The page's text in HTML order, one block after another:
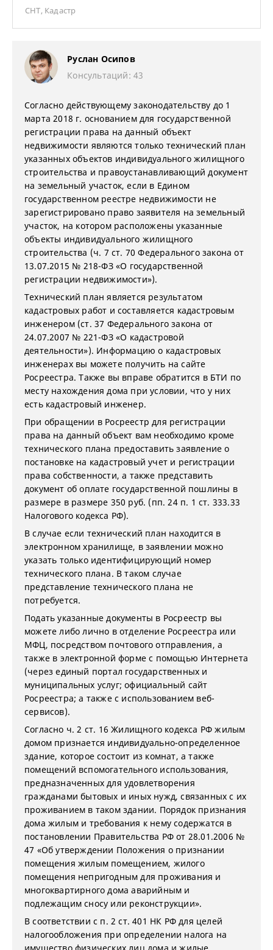
СНТ, Кадастр
Руслан Осипов
Консультаций: 43
Согласно действующему законодательству до 1
марта 2018 г. основанием для государственной
регистрации права на данный объект
недвижимости являются только технический план
указанных объектов индивидуального жилищного
строительства и правоустанавливающий документ
на земельный участок, если в Едином
государственном реестре недвижимости не
зарегистрировано право заявителя на земельный
участок, на котором расположены указанные
объекты индивидуального жилищного
строительства (ч. 7 ст. 70 Федерального закона от
13.07.2015 № 218-ФЗ «О государственной
регистрации недвижимости»).
Технический план является результатом
кадастровых работ и составляется кадастровым
инженером (ст. 37 Федерального закона от
24.07.2007 № 221-ФЗ «О кадастровой
деятельности»). Информацию о кадастровых
инженерах вы можете получить на сайте
Росреестра. Также вы вправе обратится в БТИ по
месту нахождения дома при условии, что у них
есть кадастровый инженер.
При обращении в Росреестр для регистрации
права на данный объект вам необходимо кроме
технического плана предоставить заявление о
постановке на кадастровый учет и регистрации
права собственности, а также представить
документ об оплате государственной пошлины в
размере в размере 350 руб. (пп. 24 п. 1 ст. 333.33
Налогового кодекса РФ).
В случае если технический план находится в
электронном хранилище, в заявлении можно
указать только идентифицирующий номер
технического плана. В таком случае
представление технического плана не
потребуется.
Подать указанные документы в Росреестр вы
можете либо лично в отделение Росреестра или
МФЦ, посредством почтового отправления, а
также в электронной форме с помощью Интернета
(через единый портал государственных и
муниципальных услуг; официальный сайт
Росреестра; а также с использованием веб-
сервисов).
Согласно ч. 2 ст. 16 Жилищного кодекса РФ жилым
домом признается индивидуально-определенное
здание, которое состоит из комнат, а также
помещений вспомогательного использования,
предназначенных для удовлетворения
гражданами бытовых и иных нужд, связанных с их
проживанием в таком здании. Порядок признания
дома жилым и требования к нему содержатся в
постановлении Правительства РФ от 28.01.2006 №
47 «Об утверждении Положения о признании
помещения жилым помещением, жилого
помещения непригодным для проживания и
многоквартирного дома аварийным и
подлежащим сносу или реконструкции».
В соответствии с п. 2 ст. 401 НК РФ для целей
налогообложения при определении налога на